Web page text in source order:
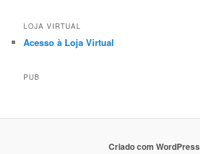
LOJA VIRTUAL
Acesso à Loja Virtual
PUB
Criado com WordPress